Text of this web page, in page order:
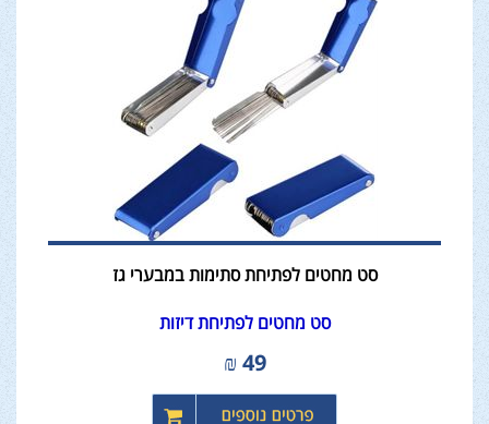
סט מחטים לפתיחת סתימות במבערי גז
סט מחטים לפתיחת דיזות
49
₪